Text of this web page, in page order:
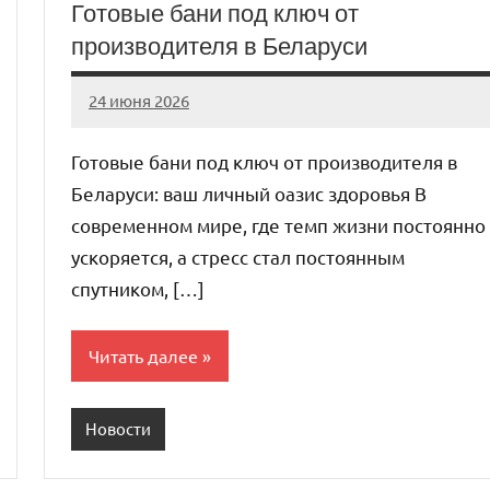
Готовые бани под ключ от
производителя в Беларуси
24 июня 2026
Avtor
Нет
Готовые бани под ключ от производителя в
Беларуси: ваш личный оазис здоровья В
современном мире, где темп жизни постоянно
ускоряется, а стресс стал постоянным
спутником, […]
Читать далее
Новости